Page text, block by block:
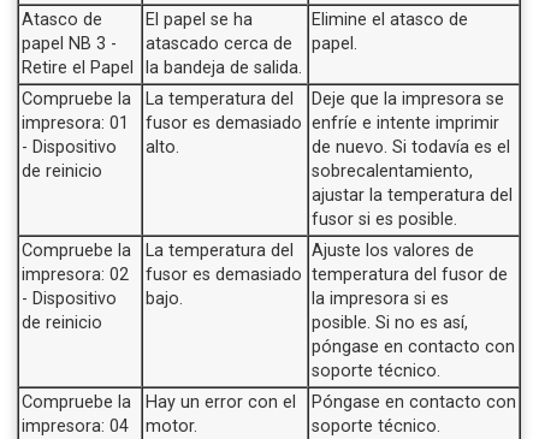
Atasco de
papel NB 3 -
Retire el Papel
El papel se ha
atascado cerca de
la bandeja de salida.
Elimine el atasco de
papel.
Compruebe la
impresora: 01
- Dispositivo
de reinicio
La temperatura del
fusor es demasiado
alto.
Deje que la impresora se
enfríe e intente imprimir
de nuevo. Si todavía es el
sobrecalentamiento,
ajustar la temperatura del
fusor si es posible.
Compruebe la
impresora: 02
- Dispositivo
de reinicio
La temperatura del
fusor es demasiado
bajo.
Ajuste los valores de
temperatura del fusor de
la impresora si es
posible. Si no es así,
póngase en contacto con
soporte técnico.
Compruebe la
impresora: 04
Hay un error con el
motor.
Póngase en contacto con
soporte técnico.